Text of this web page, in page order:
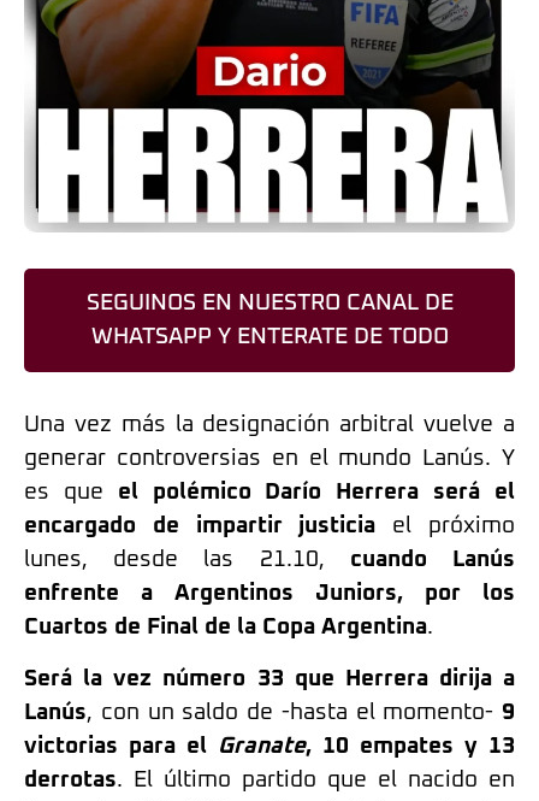
SEGUINOS EN NUESTRO CANAL DE
WHATSAPP Y ENTERATE DE TODO
Una vez más la designación arbitral vuelve a
generar controversias en el mundo Lanús. Y
es que el polémico Darío Herrera será el
encargado de impartir justicia el próximo
lunes, desde las 21.10, cuando Lanús
enfrente a Argentinos Juniors, por los
Cuartos de Final de la Copa Argentina.
Será la vez número 33 que Herrera dirija a
Lanús, con un saldo de -hasta el momento- 9
victorias para el Granate, 10 empates y 13
derrotas. El último partido que el nacido en